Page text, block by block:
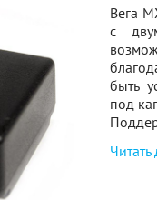
Вега
с
быть
под
Читать